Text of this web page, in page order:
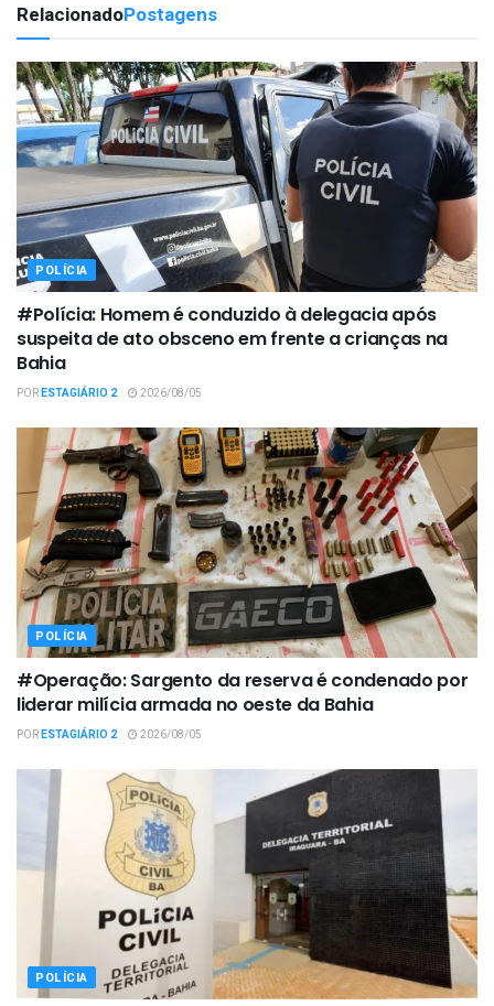
RelacionadoPostagens
POLÍCIA
#Polícia: Homem é conduzido à delegacia após
suspeita de ato obsceno em frente a crianças na
Bahia
PORESTAGIÁRIO 2 2026/08/05
POLÍCIA
#Operação: Sargento da reserva é condenado por
liderar milícia armada no oeste da Bahia
PORESTAGIÁRIO 2 2026/08/05
POLÍCIA